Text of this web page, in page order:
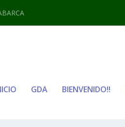
GDA BIENVENIDO!!